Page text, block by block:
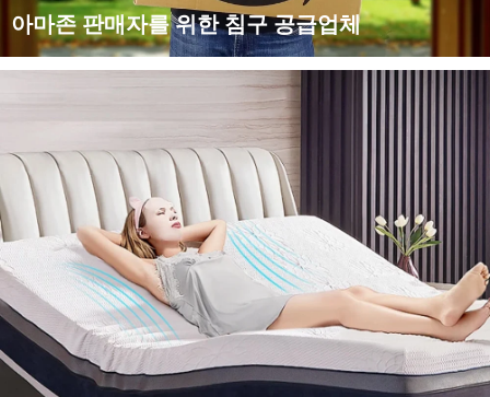
아마존 판매자를 위한 침구 공급업체
당사는 침구 제품의 전문 제조업체이자 도매업체로, 아마존 및 해
외직구 전자상거래 판매자를 위해 전념하고 있습니다. 글로벌 전
자상거래 고객에게 서비스를 제공해 온 수년간의 경험을 바탕으
로, 당사는...